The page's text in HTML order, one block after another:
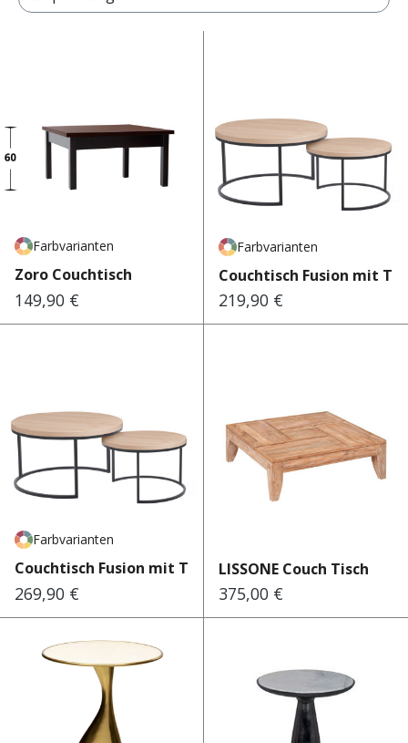
Farbvarianten
Zoro Couchtisch
Regulärer Preis:
149,90 €
Farbvarianten
Couchtisch Fusion mit
Regulärer Preis:
219,90 €
Farbvarianten
Couchtisch Fusion mit Tisch...
Regulärer Preis:
269,90 €
LISSONE Couch Tisch
Regulärer Preis:
375,00 €